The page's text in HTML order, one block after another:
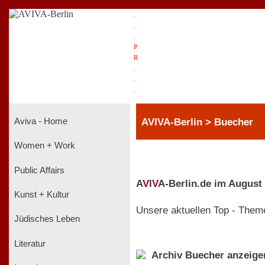
P
R
Aviva - Home
Women + Work
Public Affairs
Kunst + Kultur
Jüdisches Leben
Literatur
AVIVA-Berlin > Buecher
AVIVA-Berlin.de im August
Unsere aktuellen Top -
Archiv Buecher